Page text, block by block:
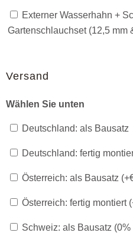
Externer Wasserhahn +
Gartenschlauchset (12,5 mm
Versand
Wählen Sie unten
Deutschland: als Bausatz
Deutschland: fertig
Österreich: als Bausatz (+
Österreich: fertig montiert
Schweiz: als Bausatz